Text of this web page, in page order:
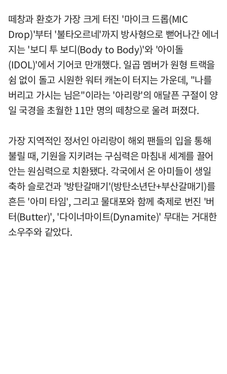
떼창과 환호가 가장 크게 터진 '마이크 드롭(MIC
Drop)'부터 '불타오르네'까지 방사형으로 뻗어나간 에너
지는 '보디 투 보디(Body to Body)'와 '아이돌
(IDOL)'에서 기어코 만개했다. 일곱 멤버가 원형 트랙을
쉼 없이 돌고 시원한 워터 캐논이 터지는 가운데, "나를
버리고 가시는 님은"이라는 '아리랑'의 애달픈 구절이 양
일 국경을 초월한 11만 명의 떼창으로 울려 퍼졌다.
가장 지역적인 정서인 아리랑이 해외 팬들의 입을 통해
불릴 때, 기원을 지키려는 구심력은 마침내 세계를 끌어
안는 원심력으로 치환됐다. 각국에서 온 아미들이 생일
축하 슬로건과 '방탄갈매기'(방탄소년단+부산갈매기)를
흔든 '아미 타임', 그리고 물대포와 함께 축제로 번진 '버
터(Butter)', '다이너마이트(Dynamite)' 무대는 거대한
소우주와 같았다.